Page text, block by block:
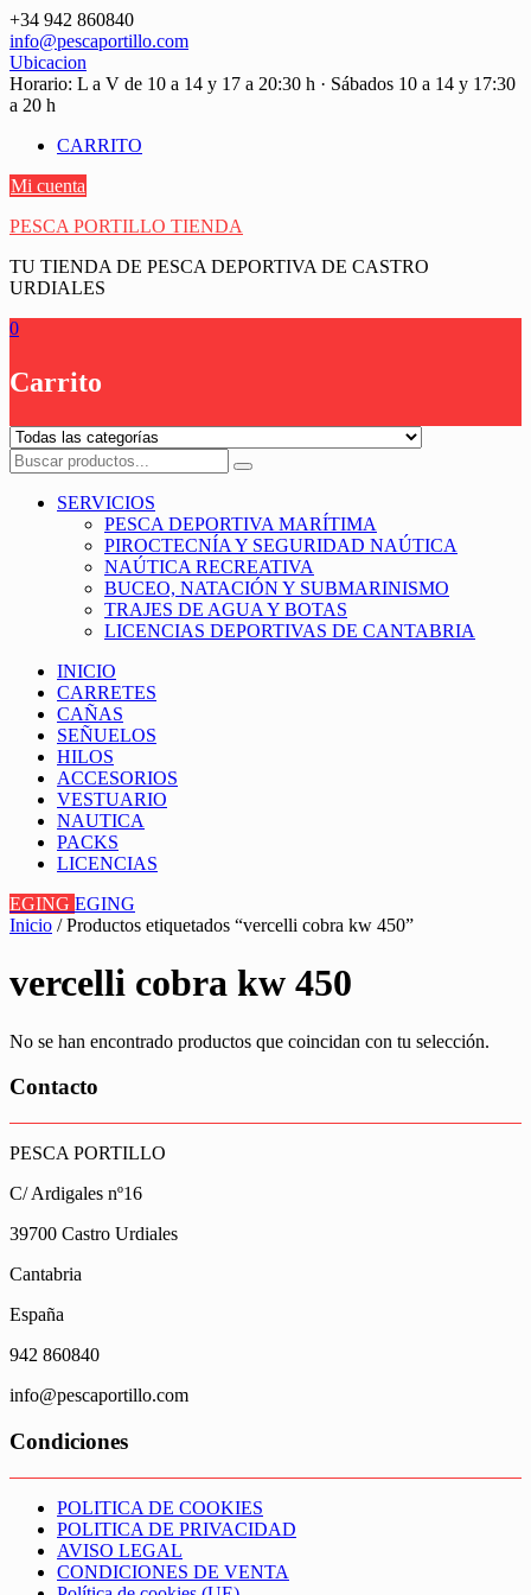
Saltar
contenido
+34 942 860840
info@pescaportillo.com
Ubicacion
Horario: L a V de 10 a 14 y 17 a 20:30 h · Sábados 10 a 14 y 17:30
a 20 h
CARRITO
Mi cuenta
PESCA PORTILLO TIENDA
TU TIENDA DE PESCA DEPORTIVA DE CASTRO
URDIALES
0
Carrito
SERVICIOS
PESCA DEPORTIVA MARÍTIMA
PIROCTECNÍA Y SEGURIDAD NAÚTICA
NAÚTICA RECREATIVA
BUCEO, NATACIÓN Y SUBMARINISMO
TRAJES DE AGUA Y BOTAS
LICENCIAS DEPORTIVAS DE CANTABRIA
INICIO
CARRETES
CAÑAS
SEÑUELOS
HILOS
ACCESORIOS
VESTUARIO
NAUTICA
PACKS
LICENCIAS
EGING EGING
Inicio / Productos etiquetados “vercelli cobra kw 450”
vercelli cobra kw 450
No se han encontrado productos que coincidan con tu selección.
Contacto
PESCA PORTILLO
C/ Ardigales nº16
39700 Castro Urdiales
Cantabria
España
942 860840
info@pescaportillo.com
Condiciones
POLITICA DE COOKIES
POLITICA DE PRIVACIDAD
AVISO LEGAL
CONDICIONES DE VENTA